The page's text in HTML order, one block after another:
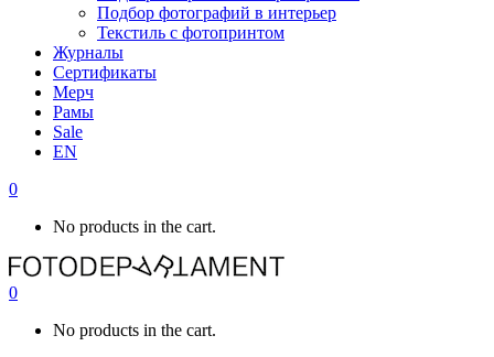
Подбор фотографий в интерьер
Текстиль с фотопринтом
Журналы
Сертификаты
Мерч
Рамы
Sale
EN
0
No products in the cart.
0
No products in the cart.